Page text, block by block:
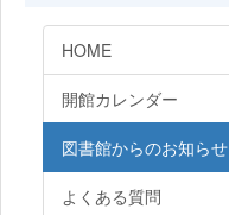
HOME
開館カレンダー
図書館からのお知らせ
よくある質問